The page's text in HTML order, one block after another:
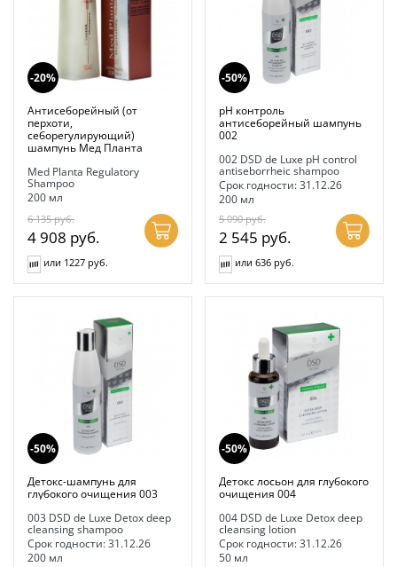
-20%
Антисеборейный (от
перхоти,
себорегулирующий)
шампунь Мед Планта
Med Planta Regulatory
Shampoo
200 мл
6 135руб.
4 908 руб.
или 1227 руб.
-50%
pH контроль
антисеборейный шампунь
002
002 DSD de Luxe pH control
antiseborrheic shampoo
Срок годности: 31.12.26
200 мл
5 090руб.
2 545 руб.
или 636 руб.
-50%
Детокс-шампунь для
глубокого очищения 003
003 DSD de Luxe Detox deep
cleansing shampoo
Срок годности: 31.12.26
200 мл
-50%
Детокс лосьон для глубокого
очищения 004
004 DSD de Luxe Detox deep
cleansing lotion
Срок годности: 31.12.26
50 мл